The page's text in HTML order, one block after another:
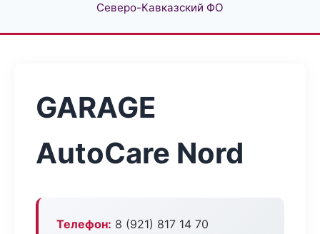
Северо-Кавказский ФО
GARAGE
AutoCare Nord
Телефон: 8 (921) 817 14 70